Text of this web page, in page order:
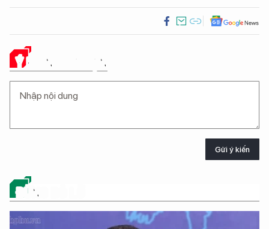
Ý KIẾN CỦA BẠN
Gửi ý kiến
ĐỪNG BỎ LỠ